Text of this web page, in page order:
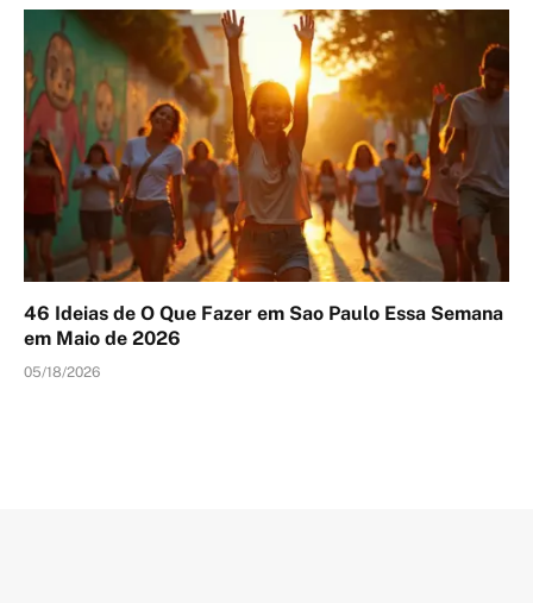
46 Ideias de O Que Fazer em Sao Paulo Essa Semana
em Maio de 2026
05/18/2026